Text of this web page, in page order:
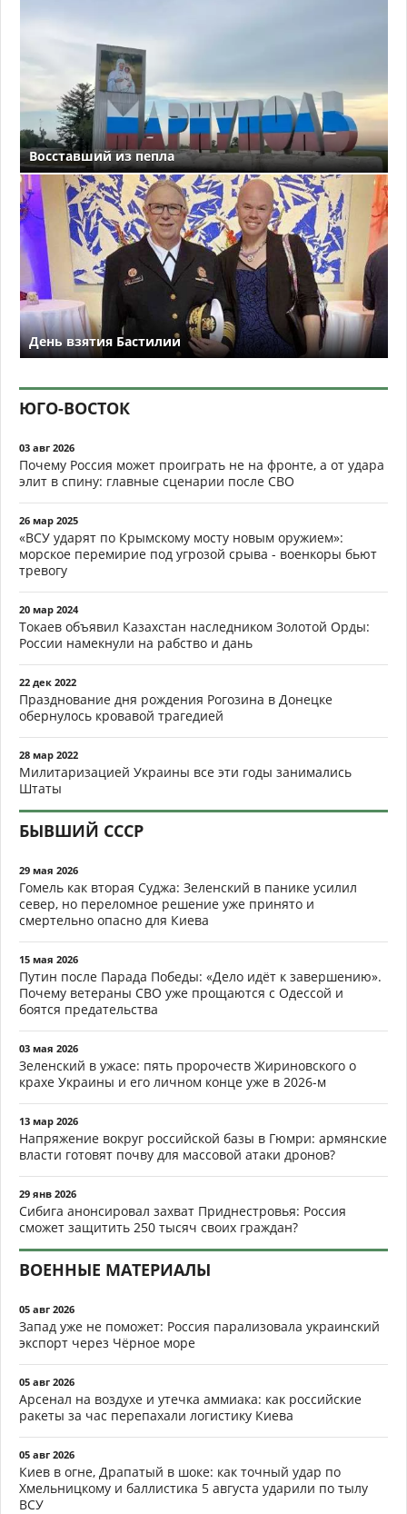
Восставший из пепла
День взятия Бастилии
ЮГО-ВОСТОК
03 авг 2026
Почему Россия может проиграть не на фронте, а от удара
элит в спину: главные сценарии после СВО
26 мар 2025
«ВСУ ударят по Крымскому мосту новым оружием»:
морское перемирие под угрозой срыва - военкоры бьют
тревогу
20 мар 2024
Токаев объявил Казахстан наследником Золотой Орды:
России намекнули на рабство и дань
22 дек 2022
Празднование дня рождения Рогозина в Донецке
обернулось кровавой трагедией
28 мар 2022
Милитаризацией Украины все эти годы занимались
Штаты
БЫВШИЙ СССР
29 мая 2026
Гомель как вторая Суджа: Зеленский в панике усилил
север, но переломное решение уже принято и
смертельно опасно для Киева
15 мая 2026
Путин после Парада Победы: «Дело идёт к завершению».
Почему ветераны СВО уже прощаются с Одессой и
боятся предательства
03 мая 2026
Зеленский в ужасе: пять пророчеств Жириновского о
крахе Украины и его личном конце уже в 2026-м
13 мар 2026
Напряжение вокруг российской базы в Гюмри: армянские
власти готовят почву для массовой атаки дронов?
29 янв 2026
Сибига анонсировал захват Приднестровья: Россия
сможет защитить 250 тысяч своих граждан?
ВОЕННЫЕ МАТЕРИАЛЫ
05 авг 2026
Запад уже не поможет: Россия парализовала украинский
экспорт через Чёрное море
05 авг 2026
Арсенал на воздухе и утечка аммиака: как российские
ракеты за час перепахали логистику Киева
05 авг 2026
Киев в огне, Драпатый в шоке: как точный удар по
Хмельницкому и баллистика 5 августа ударили по тылу
ВСУ